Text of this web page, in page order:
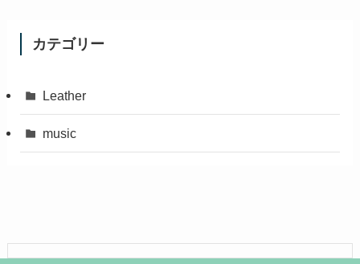
カテゴリー
Leather
music